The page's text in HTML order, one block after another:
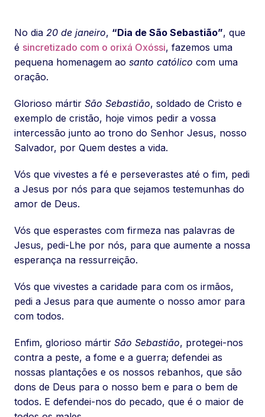
No dia 20 de janeiro, “Dia de São Sebastião”, que
é sincretizado com o orixá Oxóssi, fazemos uma
pequena homenagem ao santo católico com uma
oração.
Glorioso mártir São Sebastião, soldado de Cristo e
exemplo de cristão, hoje vimos pedir a vossa
intercessão junto ao trono do Senhor Jesus, nosso
Salvador, por Quem destes a vida.
Vós que vivestes a fé e perseverastes até o fim, pedi
a Jesus por nós para que sejamos testemunhas do
amor de Deus.
Vós que esperastes com firmeza nas palavras de
Jesus, pedi-Lhe por nós, para que aumente a nossa
esperança na ressurreição.
Vós que vivestes a caridade para com os irmãos,
pedi a Jesus para que aumente o nosso amor para
com todos.
Enfim, glorioso mártir São Sebastião, protegei-nos
contra a peste, a fome e a guerra; defendei as
nossas plantações e os nossos rebanhos, que são
dons de Deus para o nosso bem e para o bem de
todos. E defendei-nos do pecado, que é o maior de